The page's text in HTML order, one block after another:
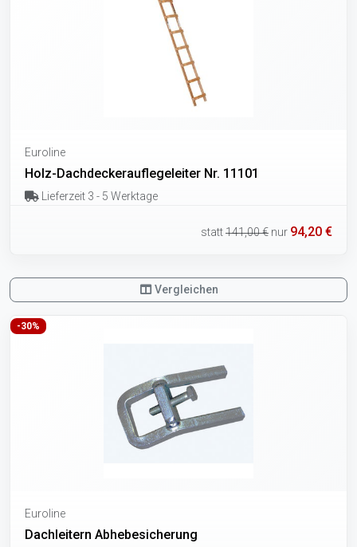
Euroline
Holz-Dachdeckerauflegeleiter Nr. 11101
Lieferzeit 3 - 5 Werktage
statt141,00 € nur 94,20 €
Vergleichen
-30%
Euroline
Dachleitern Abhebesicherung